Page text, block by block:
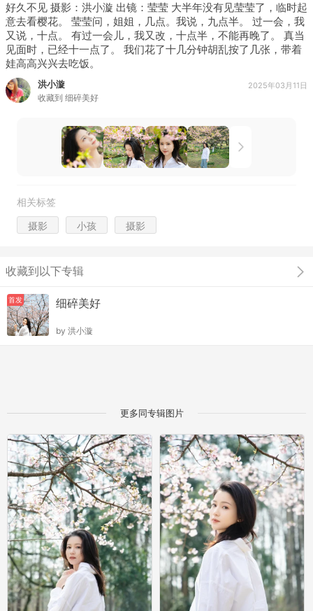
好久不见 摄影：洪小漩 出镜：莹莹 大半年没有见莹莹了，临时起
意去看樱花。 莹莹问，姐姐，几点。我说，九点半。 过一会，我
又说，十点。 有过一会儿，我又改，十点半，不能再晚了。 真当
见面时，已经十一点了。 我们花了十几分钟胡乱按了几张，带着
娃高高兴兴去吃饭。
洪小漩
收藏到 细碎美好
2025年03月11日
相关标签
摄影 小孩 摄影
收藏到以下专辑
首发 细碎美好
by 洪小漩
更多同专辑图片